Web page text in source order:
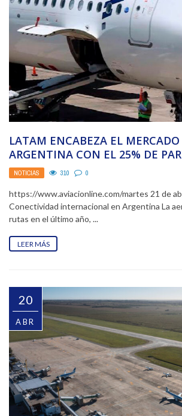
LATAM ENCABEZA EL
ARGENTINA CON EL 25% DE
NOTICIAS 310 0
https://www.aviacionline.com/martes 21 de
Conectividad internacional en Argentina La
rutas en el último año, ...
LEER MÁS
20
ABR